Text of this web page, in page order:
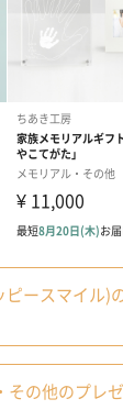
包装紙（
（330円）
ースマイル)
その他のプレ